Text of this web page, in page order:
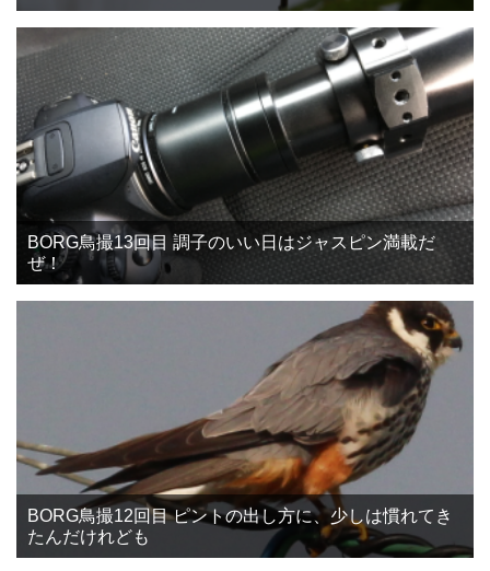
BORG鳥撮13回目 調子のいい日はジャスピン満載だ
ぜ！
BORG鳥撮12回目 ピントの出し方に、少しは慣れてき
たんだけれども